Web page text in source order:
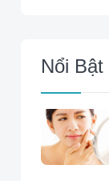
Nổi